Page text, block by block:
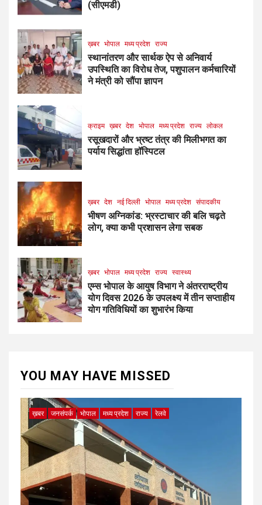
(सीएमडी)
ख़बर भोपाल मध्य प्रदेश राज्य
स्थानांतरण और सार्थक ऐप से अनिवार्य
उपस्थिति का विरोध तेज, पशुपालन कर्मचारियों
ने मंत्री को सौंपा ज्ञापन
क्राइम ख़बर देश भोपाल मध्य प्रदेश राज्य लोकल
रसूखदारों और भ्रष्ट तंत्र की मिलीभगत का
पर्याय सिद्धांता हॉस्पिटल
ख़बर देश नई दिल्ली भोपाल मध्य प्रदेश संपादकीय
भीषण अग्निकांड: भ्रस्टाचार की बलि चढ़ते
लोग, क्या कभी प्रशासन लेगा सबक
ख़बर भोपाल मध्य प्रदेश राज्य स्वास्थ्य
एम्स भोपाल के आयुष विभाग ने अंतरराष्ट्रीय
योग दिवस 2026 के उपलक्ष्य में तीन सप्ताहीय
योग गतिविधियों का शुभारंभ किया
YOU MAY HAVE MISSED
ख़बर जनसंपर्क भोपाल मध्य प्रदेश राज्य रेलवे